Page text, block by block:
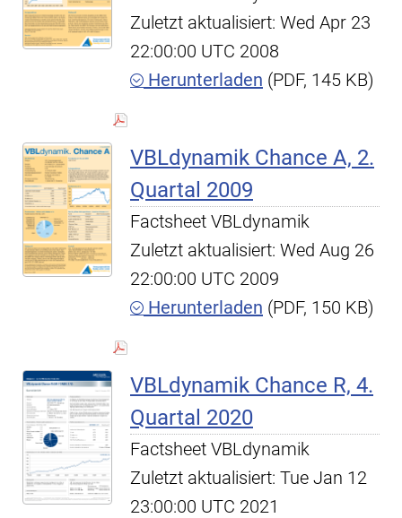
Zuletzt aktualisiert: Wed Apr 23
22:00:00 UTC 2008
Herunterladen (PDF, 145 KB)
VBLdynamik Chance A, 2.
Quartal 2009
Factsheet VBLdynamik
Zuletzt aktualisiert: Wed Aug 26
22:00:00 UTC 2009
Herunterladen (PDF, 150 KB)
VBLdynamik Chance R, 4.
Quartal 2020
Factsheet VBLdynamik
Zuletzt aktualisiert: Tue Jan 12
23:00:00 UTC 2021